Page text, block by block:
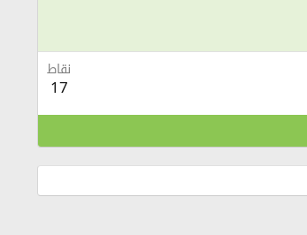
نقاط
17